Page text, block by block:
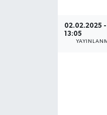
02.02.2025 -
13:05